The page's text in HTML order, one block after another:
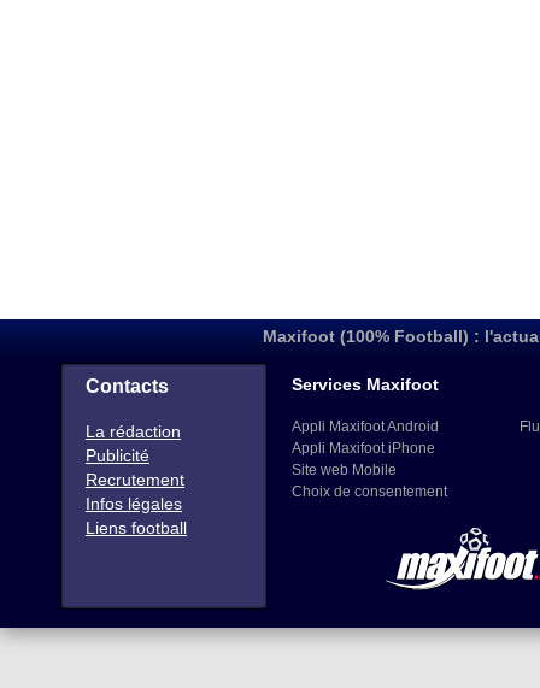
Maxifoot (100% Football) :
Contacts
La rédaction
Publicité
Recrutement
Infos légales
Liens football
Services Maxifoot
Appli Maxifoot Android
Appli Maxifoot iPhone
Site web Mobile
Choix de consentement